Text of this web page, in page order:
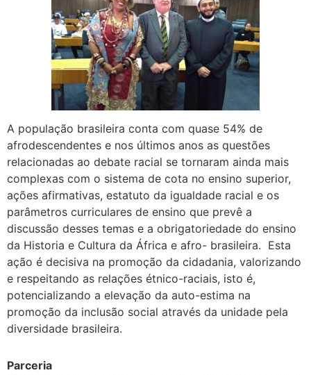
A população brasileira conta com quase 54% de
afrodescendentes e nos últimos anos as questões
relacionadas ao debate racial se tornaram ainda mais
complexas com o sistema de cota no ensino superior,
ações afirmativas, estatuto da igualdade racial e os
parâmetros curriculares de ensino que prevê a
discussão desses temas e a obrigatoriedade do ensino
da Historia e Cultura da África e afro- brasileira. Esta
ação é decisiva na promoção da cidadania, valorizando
e respeitando as relações étnico-raciais, isto é,
potencializando a elevação da auto-estima na
promoção da inclusão social através da unidade pela
diversidade brasileira.
Parceria